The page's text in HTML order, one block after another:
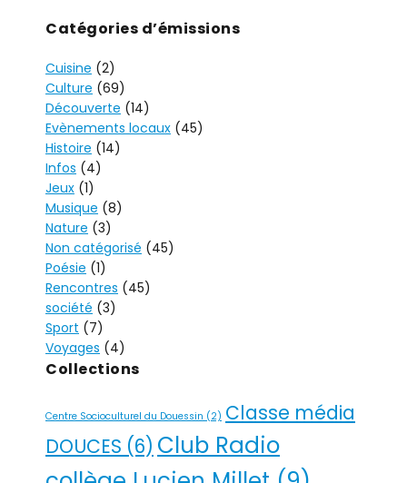
A
T
E
R
N
A
T
I
V
E
:
Catégories d’émissions
Cuisine (2)
Culture (69)
Découverte (14)
Evènements locaux (45)
Histoire (14)
Infos (4)
Jeux (1)
Musique (8)
Nature (3)
Non catégorisé (45)
Poésie (1)
Rencontres (45)
société (3)
Sport (7)
Voyages (4)
Collections
Centre Socioculturel du Douessin (2) Classe média
DOUCES (6) Club Radio